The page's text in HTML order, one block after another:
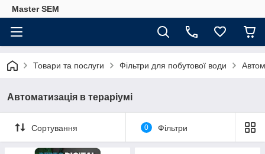
Master SEM
Товари та послуги Фільтри для побутової води
Автоматизація в тераріумі
Сортування 0 Фільтри